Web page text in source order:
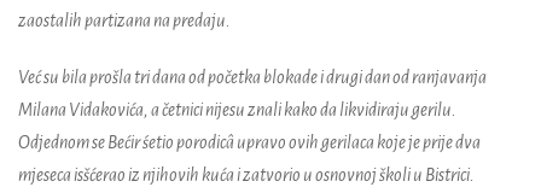
zaostalih partizana na predaju.
Već su bila prošla tri dana od početka blokade i drugi dan od ranjavanja
Milana Vidakovića, a četnici nijesu znali kako da likvidiraju gerilu.
Odjednom se Bećir śetio porodicâ upravo ovih gerilaca koje je prije dva
mjeseca isšćerao iz njihovih kuća i zatvorio u osnovnoj školi u Bistrici.